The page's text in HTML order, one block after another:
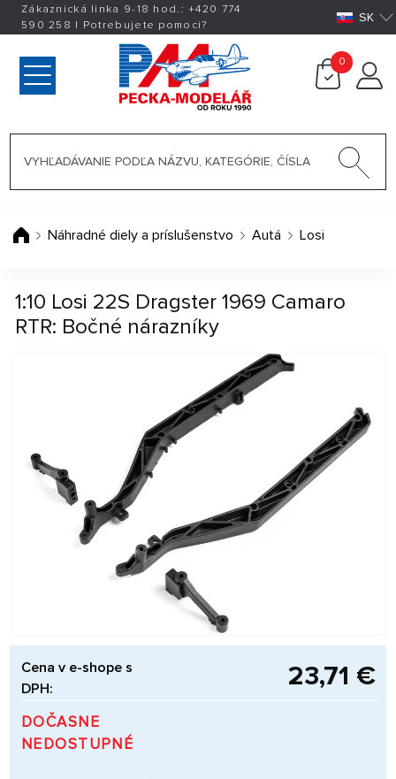
Zákaznická linka 9-18 hod.:+420 774
590 258 | Potrebujete pomoci? SK
0
Náhradné diely a príslušenstvo Autá Losi
1:10 Losi 22S Dragster 1969 Camaro
RTR: Bočné nárazníky
Cena v e-shope s
DPH:
23,71 €
DOČASNE
NEDOSTUPNÉ